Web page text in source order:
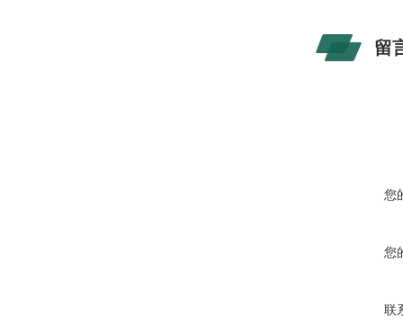
留
您
您
联